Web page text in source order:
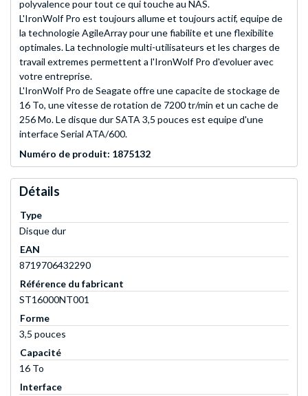
polyvalence pour tout ce qui touche au NAS.
L'IronWolf Pro est toujours allume et toujours actif, equipe de
la technologie AgileArray pour une fiabilite et une flexibilite
optimales. La technologie multi-utilisateurs et les charges de
travail extremes permettent a l'IronWolf Pro d'evoluer avec
votre entreprise.
L'IronWolf Pro de Seagate offre une capacite de stockage de
16 To, une vitesse de rotation de 7200 tr/min et un cache de
256 Mo. Le disque dur SATA 3,5 pouces est equipe d'une
interface Serial ATA/600.
Numéro de produit: 1875132
Détails
Type
Disque dur
EAN
8719706432290
Référence du fabricant
ST16000NT001
Forme
3,5 pouces
Capacité
16 To
Interface